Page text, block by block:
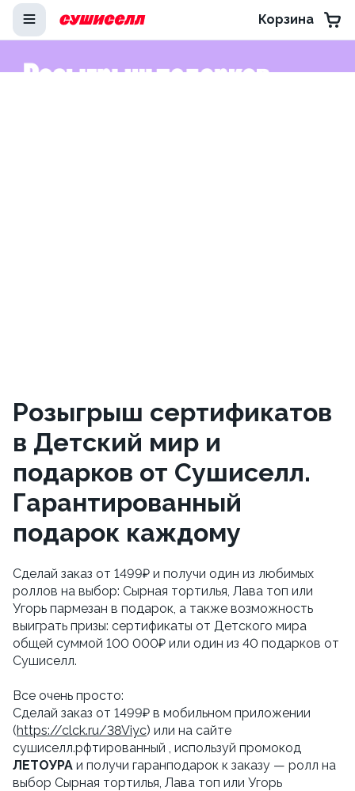
Корзина
Розыгрыш сертификатов
в Детский мир и
подарков от Сушиселл.
Гарантированный
подарок каждому
Сделай заказ от 1499₽ и получи один из любимых
роллов на выбор: Сырная тортилья, Лава топ или
Угорь пармезан в подарок, а также возможность
выиграть призы: сертификаты от Детского мира
общей суммой 100 000₽ или один из 40 подарков от
Сушиселл.
Все очень просто:
Сделай заказ от 1499₽ в мобильном приложении
(https://clck.ru/38Viyc) или на сайте
ЛЕТОУРА и получи гаранподарок к заказу — ролл на
выбор Сырная тортилья, Лава топ или Угорь